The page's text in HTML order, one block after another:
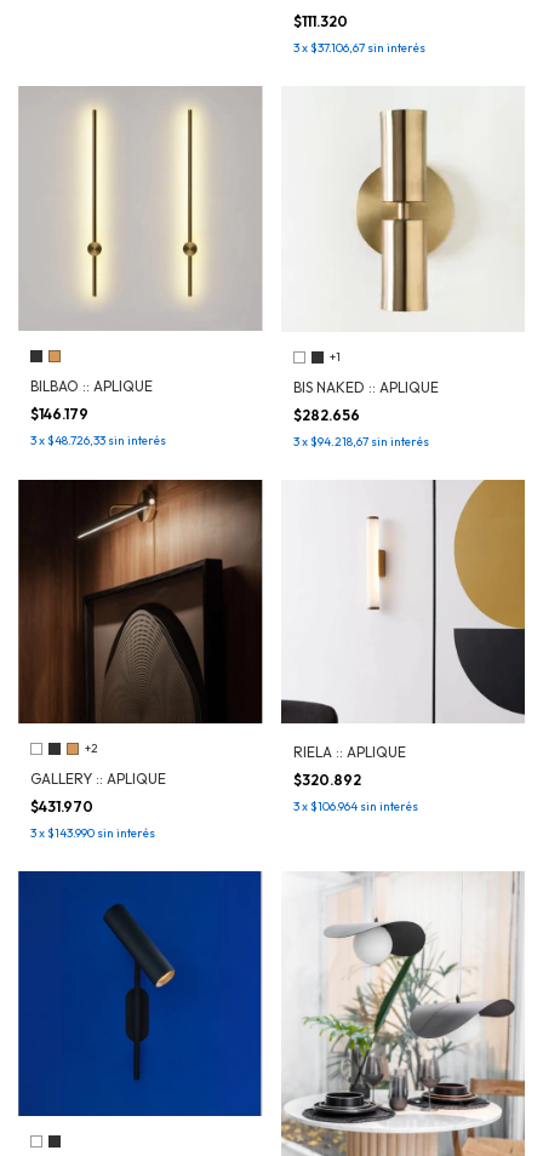
$111.320
3x$37.106,67 sin interés
BILBAO :: APLIQUE
$146.179
3x$48.726,33 sin interés
+1
BIS NAKED :: APLIQUE
$282.656
3x$94.218,67 sin interés
+2
GALLERY :: APLIQUE
$431.970
3x$143.990 sin interés
RIELA :: APLIQUE
$320.892
3x$106.964 sin interés